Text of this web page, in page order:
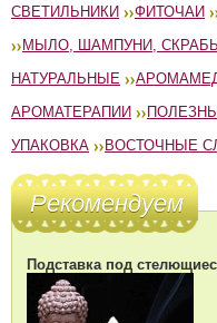
СВЕТИЛЬНИКИ
ФИТОЧАИ
МЫЛО, ШАМПУНИ,
НАТУРАЛЬНЫЕ
АРОМАТЕРАПИИ
УПАКОВКА
ВОСТОЧНЫЕ
Рекомендуем
Подставка под